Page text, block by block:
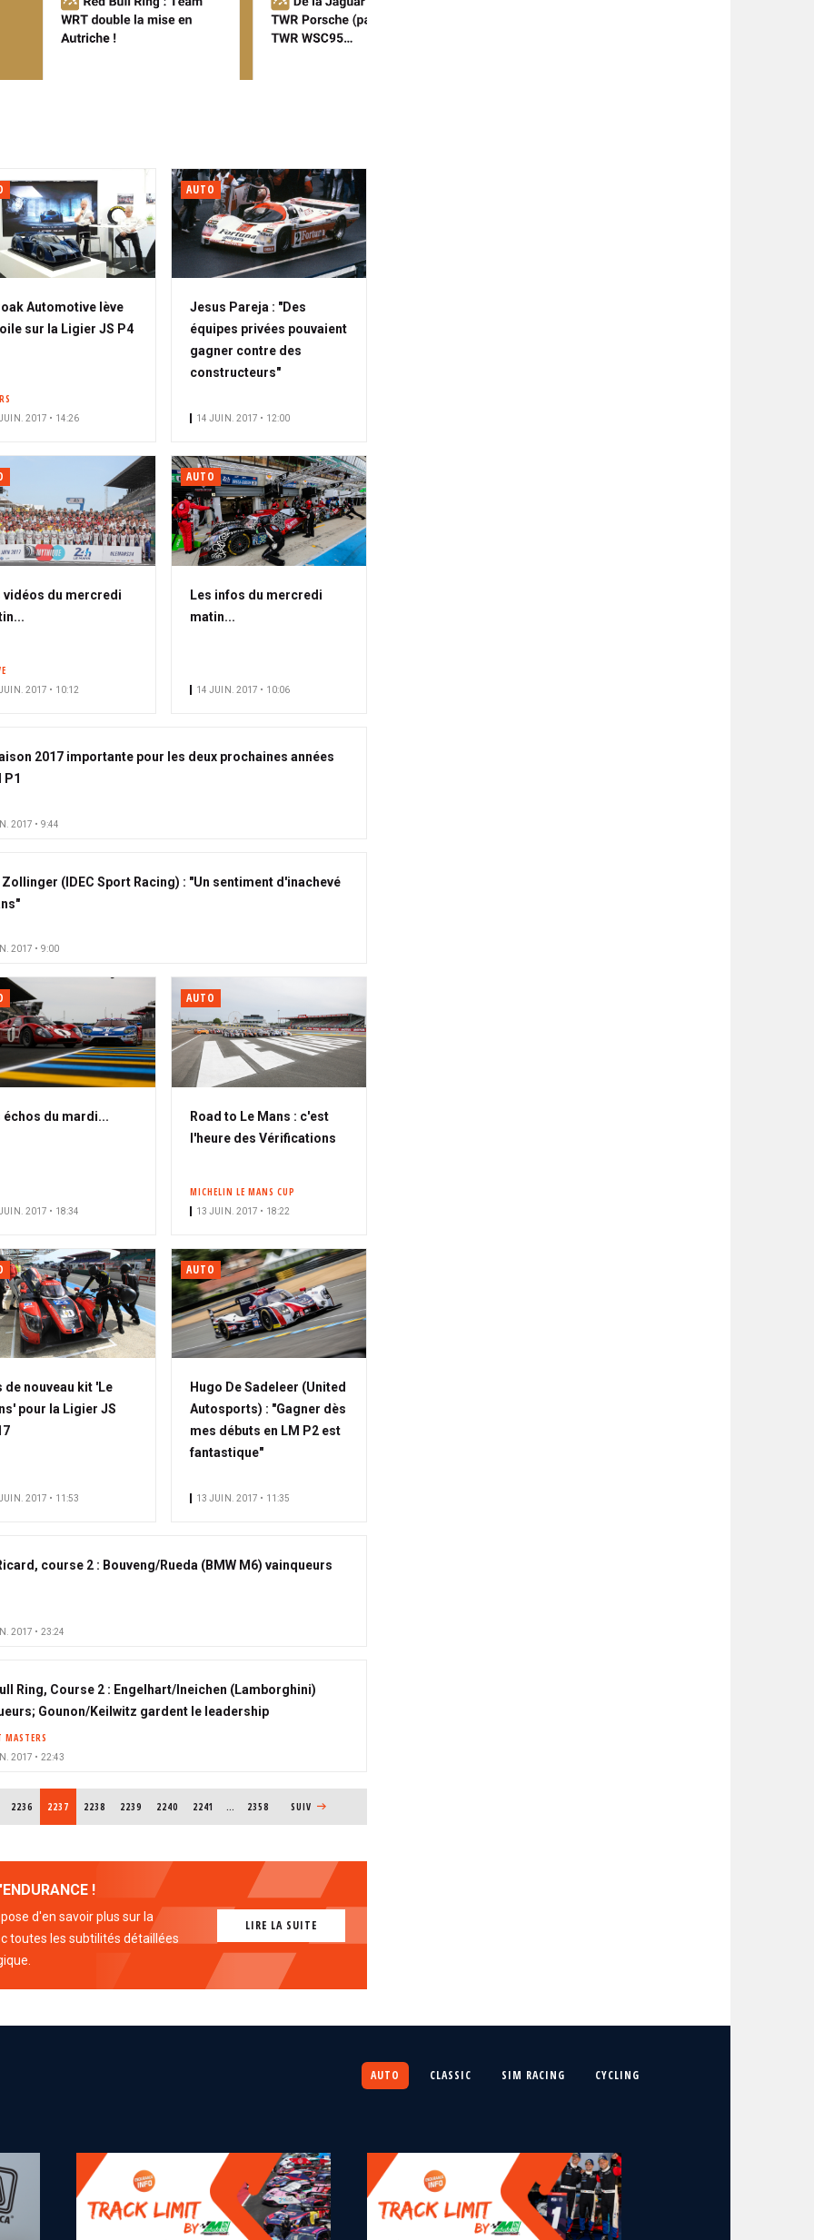
Automotive lève
sur la Ligier JS P4
2017 • 14:26
AUTO
Jesus Pareja : "Des
équipes privées pouvaient
gagner contre des
constructeurs"
14 JUIN. 2017 • 12:00
vidéos du mercredi
2017 • 10:12
AUTO
Les infos du mercredi
matin...
14 JUIN. 2017 • 10:06
2017 importante pour les deux prochaines années
P1
2017 • 9:44
Zollinger (IDEC Sport Racing) : "Un sentiment d'inachevé
2017 • 9:00
échos du mardi...
2017 • 18:34
AUTO
Road to Le Mans : c'est
l'heure des Vérifications
MICHELIN LE MANS CUP
13 JUIN. 2017 • 18:22
de nouveau kit 'Le
pour la Ligier JS
2017 • 11:53
AUTO
Hugo De Sadeleer (United
Autosports) : "Gagner dès
mes débuts en LM P2 est
fantastique"
13 JUIN. 2017 • 11:35
course 2 : Bouveng/Rueda (BMW M6) vainqueurs
2017 • 23:24
Ring, Course 2 : Engelhart/Ineichen (Lamborghini)
Gounon/Keilwitz gardent le leadership
MASTERS
2017 • 22:43
PAGE
2236 PAGE COURANTE
2237 PAGE
2238 PAGE
2239 PAGE
2240 PAGE
2241 … 2358 PAGE SUIVANTE
SUIV
!
d'en savoir plus sur la
toutes les subtilités détaillées
LIRE LA SUITE
AUTO CLASSIC SIM RACING CYCLING